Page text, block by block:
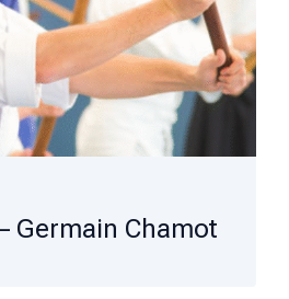
Germain Chamot